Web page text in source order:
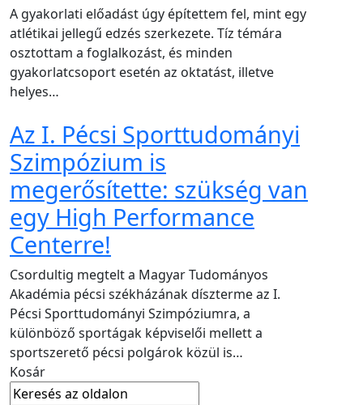
A gyakorlati előadást úgy építettem fel, mint egy
atlétikai jellegű edzés szerkezete. Tíz témára
osztottam a foglalkozást, és minden
gyakorlatcsoport esetén az oktatást, illetve
helyes…
Az I. Pécsi Sporttudományi
Szimpózium is
megerősítette: szükség van
egy High Performance
Centerre!
Csordultig megtelt a Magyar Tudományos
Akadémia pécsi székházának díszterme az I.
Pécsi Sporttudományi Szimpóziumra, a
különböző sportágak képviselői mellett a
sportszerető pécsi polgárok közül is…
Kosár